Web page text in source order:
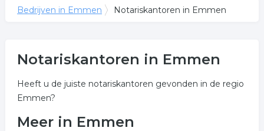
Bedrijven in Emmen Notariskantoren in Emmen
Notariskantoren in Emmen
Heeft u de juiste notariskantoren gevonden in de regio
Emmen?
Meer in Emmen